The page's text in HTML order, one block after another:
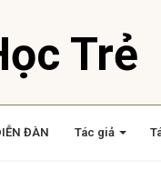
Trẻ
ĐÀN Tác giả